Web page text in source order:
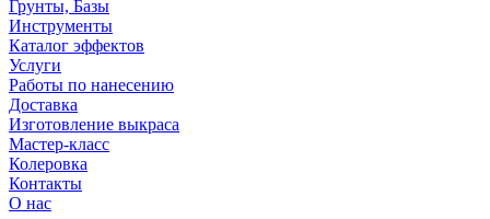
Грунты, Базы
Инструменты
Каталог эффектов
Услуги
Работы по нанесению
Доставка
Изготовление выкраса
Мастер-класс
Колеровка
Контакты
О нас